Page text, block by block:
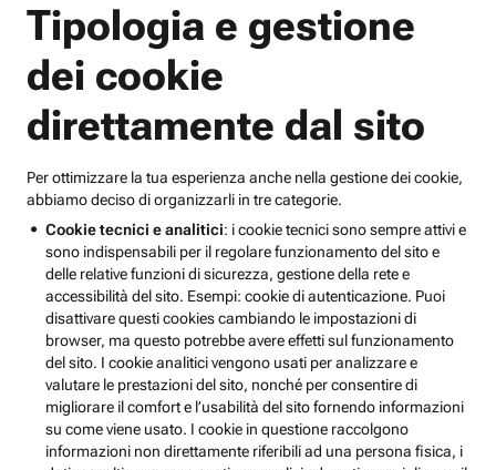
Tipologia e gestione
dei cookie
direttamente dal sito
Per ottimizzare la tua esperienza anche nella gestione dei cookie,
abbiamo deciso di organizzarli in tre categorie.
Cookie tecnici e analitici: i cookie tecnici sono sempre attivi e
sono indispensabili per il regolare funzionamento del sito e
delle relative funzioni di sicurezza, gestione della rete e
accessibilità del sito. Esempi: cookie di autenticazione. Puoi
disattivare questi cookies cambiando le impostazioni di
browser, ma questo potrebbe avere effetti sul funzionamento
del sito. I cookie analitici vengono usati per analizzare e
valutare le prestazioni del sito, nonché per consentire di
migliorare il comfort e l’usabilità del sito fornendo informazioni
su come viene usato. I cookie in questione raccolgono
informazioni non direttamente riferibili ad una persona fisica, i